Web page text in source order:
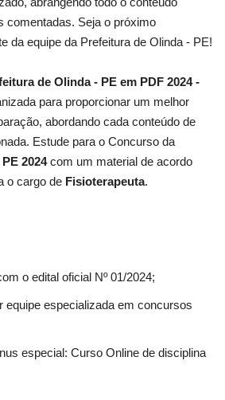
comentadas. Seja o próximo
da equipe da Prefeitura de Olinda - PE!
de Olinda - PE em PDF 2024 -
para proporcionar um melhor
abordando cada conteúdo de
Estude para o Concurso da
2024com um material de acordo
o cargo de Fisioterapeuta.
o edital oficial Nº 01/2024;
equipe especializada em concursos
especial: Curso Online de disciplina